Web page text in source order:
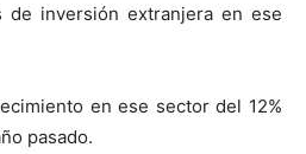
de inversión extranjera en ese
en ese sector del 12%
pasado.